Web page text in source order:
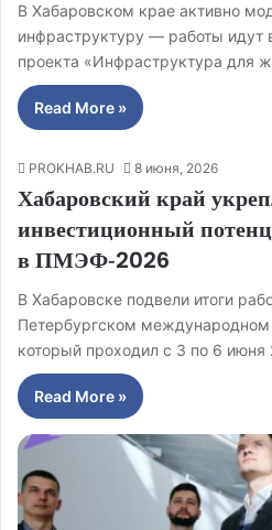
В Хабаровском крае активно
инфраструктуру — работы идут
проекта «Инфраструктура для
Read More »
PROKHAB.RU 8 июня, 2026
Хабаровский край
инвестиционный
в ПМЭФ‑2026
В Хабаровске подвели итоги
Петербургском
который проходил с 3 по 6 июня
Read More »